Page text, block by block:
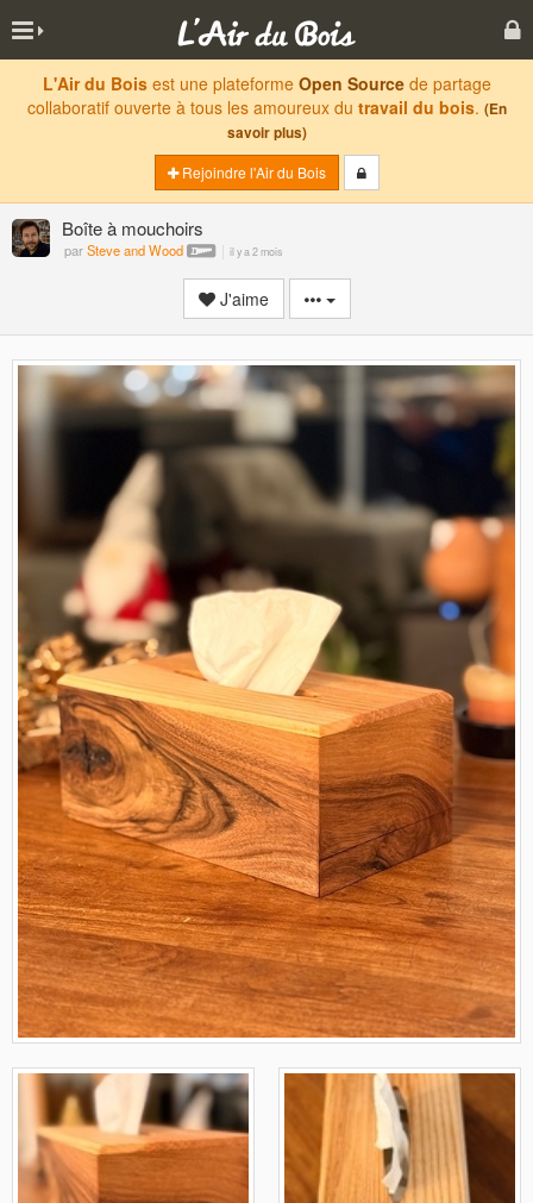
L'Air du Boisest une plateforme Open Sourcede partage
collaboratif ouverte à tous les amoureux du travail du bois. (En
savoir plus)
Rejoindre l'Air du Bois
Boîte à mouchoirs
parSteve and Wood il y a 2 mois
J'aime